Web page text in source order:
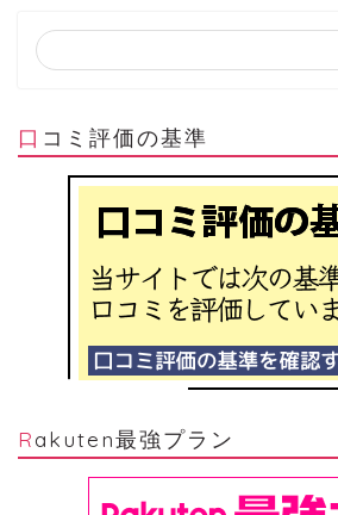
口コミ評価の基準
Rakuten最強プラン